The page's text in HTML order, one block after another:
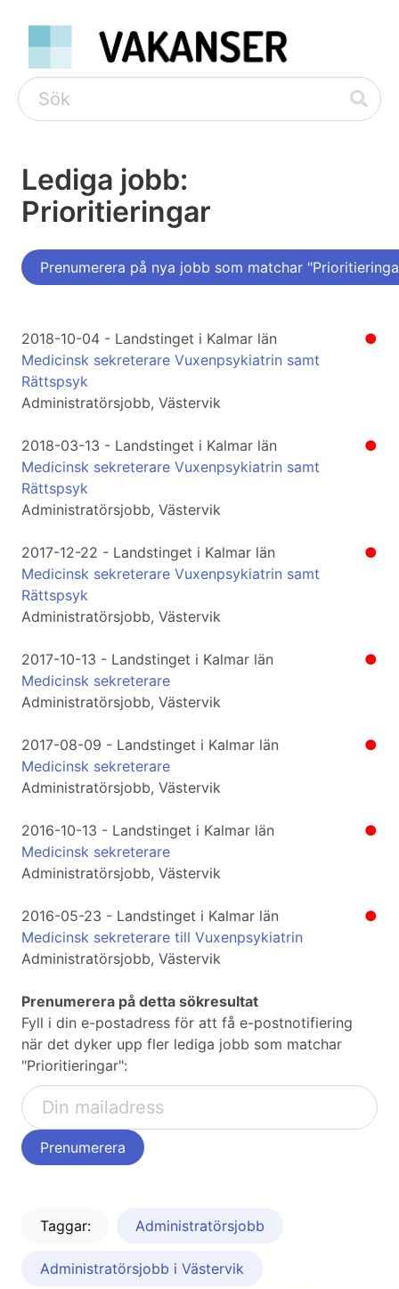
Lediga jobb:
Prioritieringar
Prenumerera på nya jobb som matchar
●
2018-10-04 - Landstinget i Kalmar län
Medicinsk sekreterare Vuxenpsykiatrin samt
Rättspsyk
Administratörsjobb, Västervik
●
2018-03-13 - Landstinget i Kalmar län
Medicinsk sekreterare Vuxenpsykiatrin samt
Rättspsyk
Administratörsjobb, Västervik
●
2017-12-22 - Landstinget i Kalmar län
Medicinsk sekreterare Vuxenpsykiatrin samt
Rättspsyk
Administratörsjobb, Västervik
●
2017-10-13 - Landstinget i Kalmar län
Medicinsk sekreterare
Administratörsjobb, Västervik
●
2017-08-09 - Landstinget i Kalmar län
Medicinsk sekreterare
Administratörsjobb, Västervik
●
2016-10-13 - Landstinget i Kalmar län
Medicinsk sekreterare
Administratörsjobb, Västervik
●
2016-05-23 - Landstinget i Kalmar län
Medicinsk sekreterare till Vuxenpsykiatrin
Administratörsjobb, Västervik
Prenumerera på detta sökresultat
Fyll i din e-postadress för att få e-postnotifiering
när det dyker upp fler lediga jobb som matchar
"Prioritieringar":
Taggar: Administratörsjobb
Administratörsjobb i Västervik